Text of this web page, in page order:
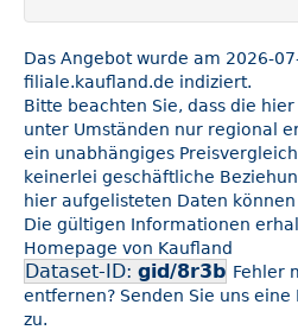
Das Angebot wurde am 2026-
filiale.kaufland.de indiziert.
Bitte beachten Sie, dass die
unter Umständen nur regional
ein unabhängiges
keinerlei geschäftliche
hier aufgelisteten Daten
Die gültigen Informationen
Homepage von Kaufland
Dataset-ID: gid/8r3b Fehler
entfernen? Senden Sie uns
zu.